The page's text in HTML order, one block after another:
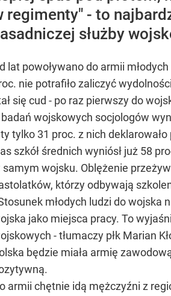
regimenty" - to
służby
lat powoływano do armii
nie potrafiło zaliczyć
się cud - po raz pierwszy do
wojskowych socjologów
tylko 31 proc. z nich
szkół średnich wyniósł już 58
samym wojsku. Oblężenie
którzy odbywają
młodych ludzi do wojska
jako miejsca pracy. To
- tłumaczy płk Marian
będzie miała armię
armii chętnie idą mężczyźni z